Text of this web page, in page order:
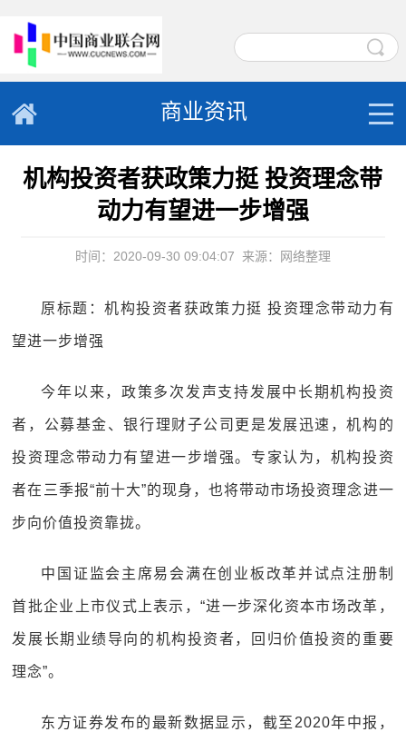
商业资讯
机构投资者获政策力挺 投资理念带
动力有望进一步增强
时间：2020-09-30 09:04:07 来源：网络整理
原标题：机构投资者获政策力挺 投资理念带动力有
望进一步增强
今年以来，政策多次发声支持发展中长期机构投资
者，公募基金、银行理财子公司更是发展迅速，机构的
投资理念带动力有望进一步增强。专家认为，机构投资
者在三季报“前十大”的现身，也将带动市场投资理念进一
步向价值投资靠拢。
中国证监会主席易会满在创业板改革并试点注册制
首批企业上市仪式上表示，“进一步深化资本市场改革，
发展长期业绩导向的机构投资者，回归价值投资的重要
理念”。
东方证券发布的最新数据显示，截至2020年中报，